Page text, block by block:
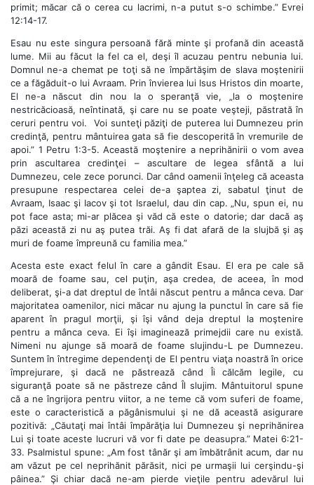
primit; măcar că o cerea cu lacrimi, n-a putut s-o schimbe.” Evrei
12:14-17.
Esau nu este singura persoană fără minte şi profană din această
lume. Mii au făcut la fel ca el, deşi îl acuzau pentru nebunia lui.
Domnul ne-a chemat pe toţi să ne împărtăşim de slava moştenirii
ce a făgăduit-o lui Avraam. Prin învierea lui Isus Hristos din moarte,
El ne-a născut din nou la o speranţă vie, „la o moştenire
nestricăcioasă, neîntinată, şi care nu se poate veşteji, păstrată în
ceruri pentru voi.
Voi sunteţi păziţi de puterea lui Dumnezeu prin
credinţă, pentru mântuirea gata să fie descoperită în vremurile de
apoi.” 1 Petru 1:3-5. Această moştenire a neprihănirii o vom avea
prin ascultarea credinţei – ascultare de legea sfântă a lui
Dumnezeu, cele zece porunci. Dar când oamenii înţeleg că aceasta
presupune respectarea celei de-a şaptea zi, sabatul ţinut de
Avraam, Isaac şi Iacov şi tot Israelul, dau din cap. „Nu, spun ei, nu
pot face asta; mi-ar plăcea şi văd că este o datorie; dar dacă aş
păzi această zi nu aş putea trăi. Aş fi dat afară de la slujbă şi aş
muri de foame împreună cu familia mea.”
Acesta este exact felul în care a gândit Esau. El era pe cale să
moară de foame sau, cel puţin, aşa credea, de aceea, în mod
deliberat, şi-a dat dreptul de întâi născut pentru a mânca ceva. Dar
majoritatea oamenilor, nici măcar nu ajung la punctul în care să fie
aparent în pragul morţii, şi îşi vând deja dreptul la moştenire
pentru a mânca ceva. Ei îşi imaginează primejdii care nu există.
Nimeni nu ajunge să moară de foame slujindu-L pe Dumnezeu.
Suntem în întregime dependenţi de El pentru viaţa noastră în orice
împrejurare, şi dacă ne păstrează când Îi călcăm legile, cu
siguranţă poate să ne păstreze când Îl slujim. Mântuitorul spune
că a ne îngrijora pentru viitor, a ne teme că vom suferi de foame,
este o caracteristică a păgânismului şi ne dă această asigurare
pozitivă: „Căutaţi mai întâi împărăţia lui Dumnezeu şi neprihănirea
Lui şi toate aceste lucruri vă vor fi date pe deasupra.” Matei 6:21-
33. Psalmistul spune: „Am fost tânăr şi am îmbătrânit acum, dar nu
am văzut pe cel neprihănit părăsit, nici pe urmaşii lui cerşindu-şi
pâinea.” Şi chiar dacă ne-am pierde vieţile pentru adevărul lui